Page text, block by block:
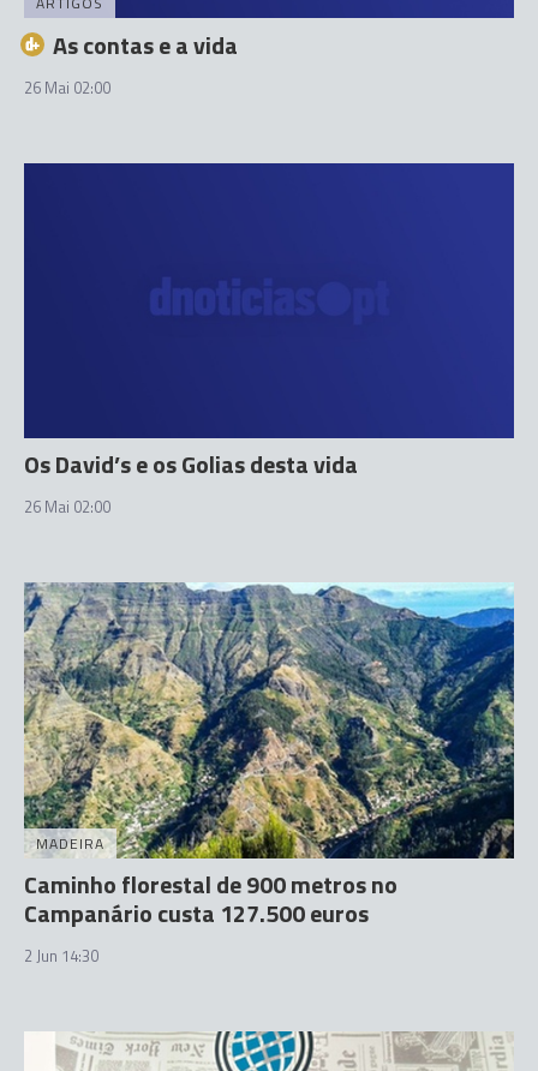
As contas e a vida
26 Mai 02:00
Os David’s e os Golias desta vida
26 Mai 02:00
MADEIRA
Caminho florestal de 900 metros no
Campanário custa 127.500 euros
2 Jun 14:30